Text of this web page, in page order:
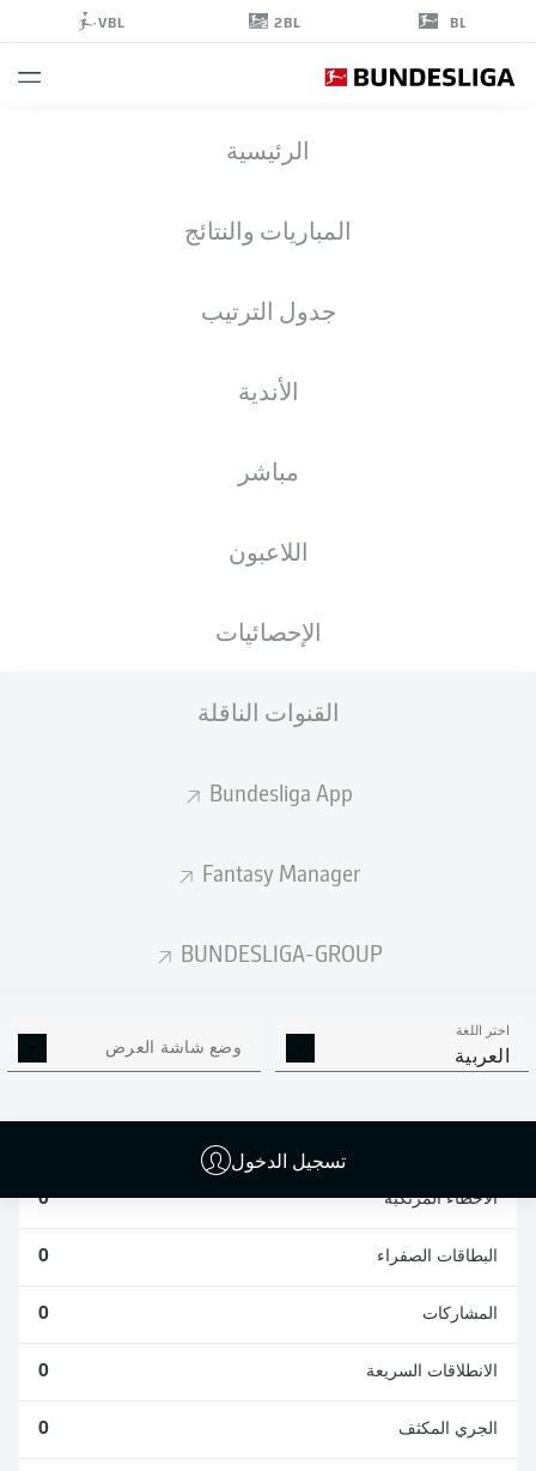
BL
2BL
VBL
الرئيسية
المباريات والنتائج
جدول الترتيب
الأندية
مباشر
اللاعبون
الإحصائيات
القنوات الناقلة
Bundesliga App
Fantasy Manager
BUNDESLIGA-GROUP
اختر اللغة
العربية وضع شاشة العرض
تسجيل الدخول
30.06.1998
إحصائيات موسم 2026/2027
الافتكاكات الناجحة
الأخطاء المرتكبة 0
البطاقات الصفراء 0
المشاركات 0
الانطلاقات السريعة 0
الجري المكثف 0